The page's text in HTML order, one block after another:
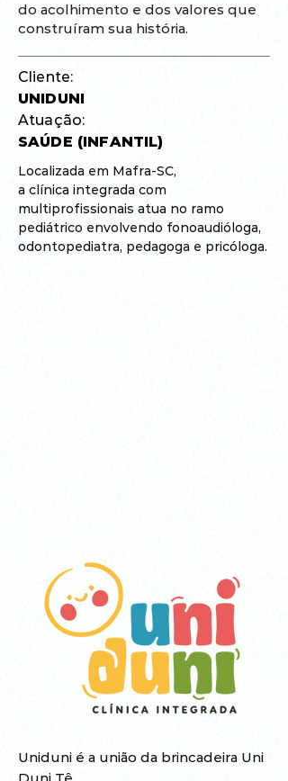
do acolhimento e dos valores que
construíram sua história.
Cliente:
UNIDUNI
Atuação:
SAÚDE (INFANTIL)
Localizada em Mafra-SC,
a clínica integrada com
multiprofissionais atua no ramo
pediátrico envolvendo fonoaudióloga,
odontopediatra, pedagoga e pricóloga.
Uniduni é a união da brincadeira Uni